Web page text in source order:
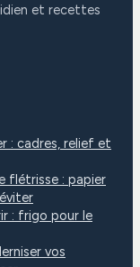
et recettes
: cadres, relief et
flétrisse : papier
: frigo pour le
vos